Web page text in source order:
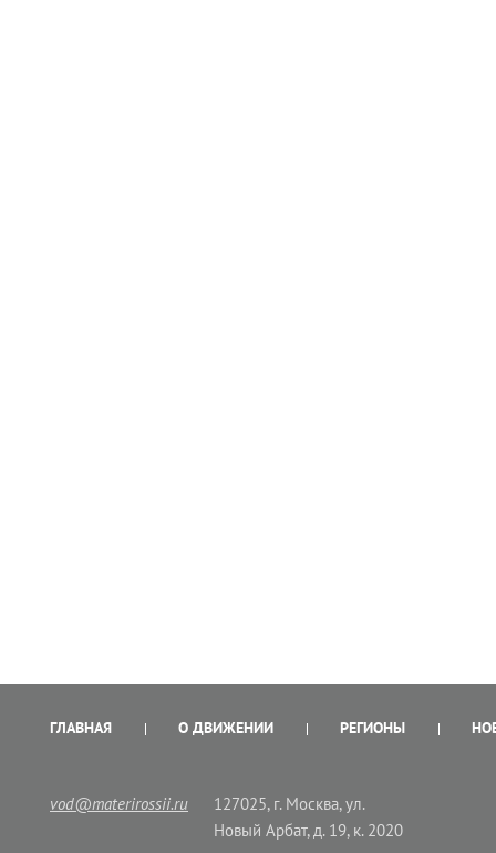
ГЛАВНАЯ О ДВИЖЕНИИ РЕГИОНЫ
vod@materirossii.ru
127025, г. Москва, ул.
Новый Арбат, д. 19, к. 2020